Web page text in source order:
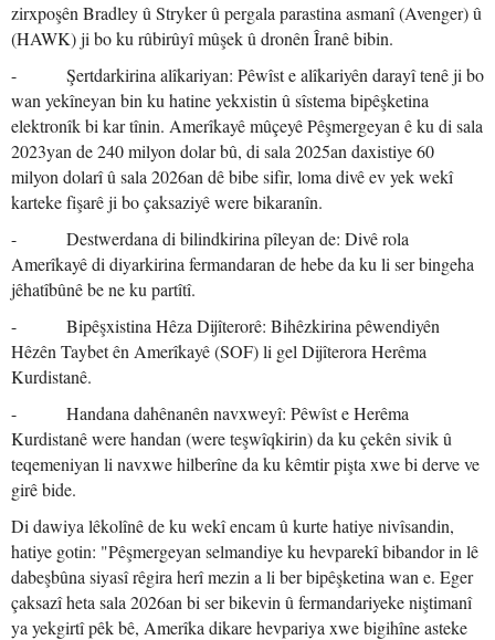
zirxpoşên Bradley û Stryker û pergala parastina asmanî (Avenger) û
(HAWK) ji bo ku rûbirûyî mûşek û dronên Îranê bibin.
- Şertdarkirina alîkariyan: Pêwîst e alîkariyên darayî tenê ji bo
wan yekîneyan bin ku hatine yekxistin û sîstema bipêşketina
elektronîk bi kar tînin. Amerîkayê mûçeyê Pêşmergeyan ê ku di sala
2023yan de 240 milyon dolar bû, di sala 2025an daxistiye 60
milyon dolarî û sala 2026an dê bibe sifir, loma divê ev yek wekî
karteke fişarê ji bo çaksaziyê were bikaranîn.
- Destwerdana di bilindkirina pîleyan de: Divê rola
Amerîkayê di diyarkirina fermandaran de hebe da ku li ser bingeha
jêhatîbûnê be ne ku partîtî.
- Bipêşxistina Hêza Dijîterorê: Bihêzkirina pêwendiyên
Hêzên Taybet ên Amerîkayê (SOF) li gel Dijîterora Herêma
Kurdistanê.
- Handana dahênanên navxweyî: Pêwîst e Herêma
Kurdistanê were handan (were teşwîqkirin) da ku çekên sivik û
teqemeniyan li navxwe hilberîne da ku kêmtir pişta xwe bi derve ve
girê bide.
Di dawiya lêkolînê de ku wekî encam û kurte hatiye nivîsandin,
hatiye gotin: "Pêşmergeyan selmandiye ku hevparekî bibandor in lê
dabeşbûna siyasî rêgira herî mezin a li ber bipêşketina wan e. Eger
çaksazî heta sala 2026an bi ser bikevin û fermandariyeke niştimanî
ya yekgirtî pêk bê, Amerîka dikare hevpariya xwe bigihîne asteke